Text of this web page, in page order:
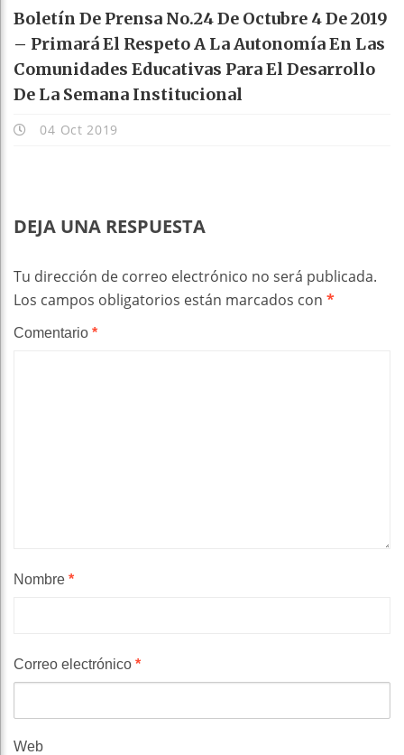
Boletín De Prensa No.24 De Octubre 4 De 2019
– Primará El Respeto A La Autonomía En Las
Comunidades Educativas Para El Desarrollo
De La Semana Institucional
04 Oct 2019
DEJA UNA RESPUESTA
Tu dirección de correo electrónico no será publicada.
Los campos obligatorios están marcados con *
Comentario *
Nombre *
Correo electrónico *
Web